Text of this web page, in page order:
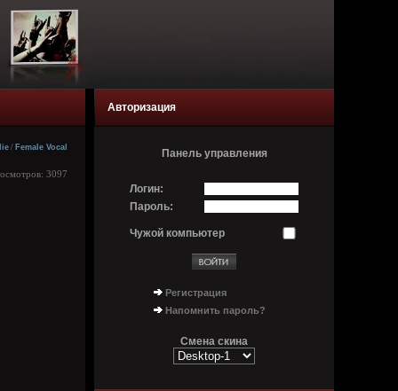
/ Female Vocal
3097
Авторизация
Панель управления
Логин:
Пароль:
Чужой компьютер
Регистрация
Напомнить пароль?
Смена скина